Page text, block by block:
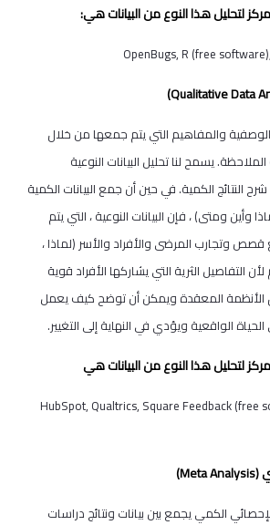
لتحليل هذا النوع من البيانات هي:
OpenBugs, R (free
الوصفية والمفاهيم التي يتم جمعها من خلال
يسمح لنا تحليل البيانات النوعية
النتائج الكمية. في حين أن جمع البيانات الكمية
وأين ومتى) ، فإن البيانات النوعية ، التي يتم
قصص وتجارب المرضى والأفراد والأسر (لماذا ،
التفاصيل الثرية التي يشاركها الأفراد قوية
الأنظمة المعقدة ويمكن أن توضح كيف يعمل
الواقعية ويؤدي في النهاية إلى التغيير.
لتحليل هذا النوع من البيانات هي
HubSpot, Qualtrics, Square Feedback (free
الكمي يجمع بين بيانات ونتائج دراسات